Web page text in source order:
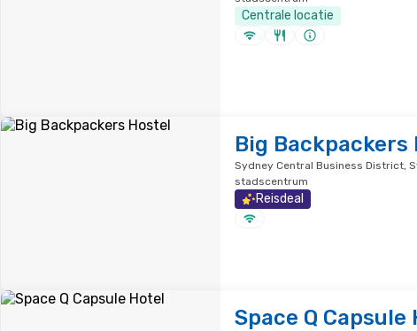
Centrale locatie
Big Backpackers
Sydney Central Business District,
stadscentrum
Reisdeal
Space Q Capsule